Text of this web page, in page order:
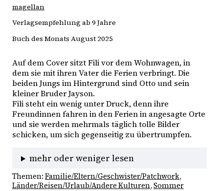
magellan
Verlagsempfehlung ab 9 Jahre
Buch des Monats August 2025
Auf dem Cover sitzt Fili vor dem Wohnwagen, in
dem sie mit ihren Vater die Ferien verbringt. Die
beiden Jungs im Hintergrund sind Otto und sein
kleiner Bruder Jayson.
Fili steht ein wenig unter Druck, denn ihre
Freundinnen fahren in den Ferien in angesagte Orte
und sie werden mehrmals täglich tolle Bilder
schicken, um sich gegenseitig zu übertrumpfen.
mehr oder weniger lesen
Themen: Familie/Eltern/Geschwister/Patchwork
Länder/Reisen/Urlaub/Andere Kulturen, Sommer